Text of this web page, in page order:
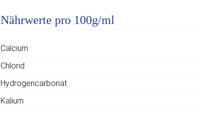
Nährwerte pro 100g/ml
Calcium
Chlorid
Hydrogencarbonat
Kalium